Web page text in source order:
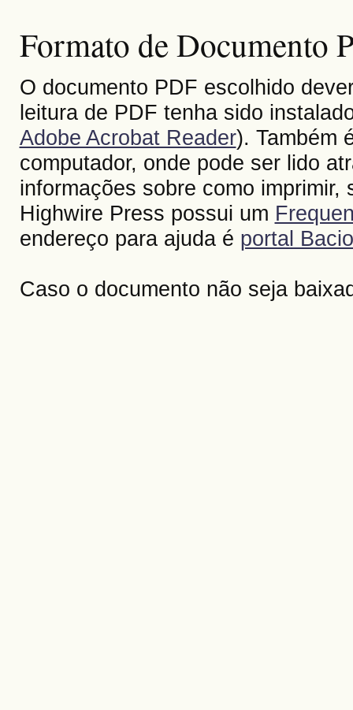
Formato de Documento
O documento PDF escolhido
leitura de PDF tenha sido
Adobe Acrobat Reader). Também
computador, onde pode ser lido
informações sobre como
Highwire Press possui um
endereço para ajuda é portal
Caso o documento não seja